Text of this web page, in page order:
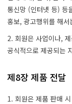
통신망 (인터넷 등) 등
홍보, 광고행위를 해서
2. 회원은 사업이나,
공식적으로 제공되는
제8장 제품 전달
1. 회원은 제품 판매